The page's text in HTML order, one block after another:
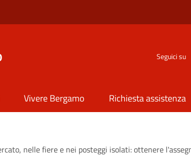
Seguici su
Vivere Bergamo Richiesta assistenza
nelle fiere e nei posteggi isolati: ottenere